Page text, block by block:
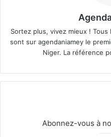
Sortez plus, vivez mieux !
sont sur agendaniamey le
Niger. La référence
Abonnez-vous à